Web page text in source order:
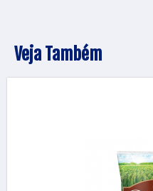
Veja Também